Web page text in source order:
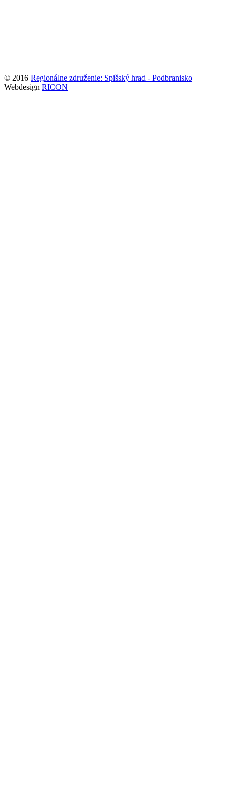
© 2016 Regionálne združenie: Spišský hrad - Podbranisko
Webdesign RICON